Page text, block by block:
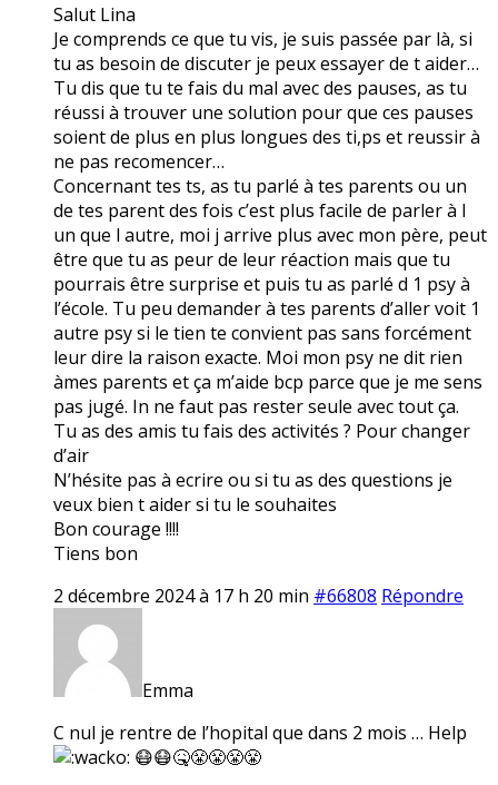
Salut Lina
Je comprends ce que tu vis, je suis passée par là, si
tu as besoin de discuter je peux essayer de t aider…
Tu dis que tu te fais du mal avec des pauses, as tu
réussi à trouver une solution pour que ces pauses
soient de plus en plus longues des ti,ps et reussir à
ne pas recomencer…
Concernant tes ts, as tu parlé à tes parents ou un
de tes parent des fois c’est plus facile de parler à l
un que l autre, moi j arrive plus avec mon père, peut
être que tu as peur de leur réaction mais que tu
pourrais être surprise et puis tu as parlé d 1 psy à
l’école. Tu peu demander à tes parents d’aller voit 1
autre psy si le tien te convient pas sans forcément
leur dire la raison exacte. Moi mon psy ne dit rien
àmes parents et ça m’aide bcp parce que je me sens
pas jugé. In ne faut pas rester seule avec tout ça.
Tu as des amis tu fais des activités ? Pour changer
d’air
N’hésite pas à ecrire ou si tu as des questions je
veux bien t aider si tu le souhaites
Bon courage !!!!
Tiens bon
2 décembre 2024 à 17 h 20 min #66808 Répondre
Emma
C nul je rentre de l’hopital que dans 2 mois … Help
😷😷🤒😤😤😤😤